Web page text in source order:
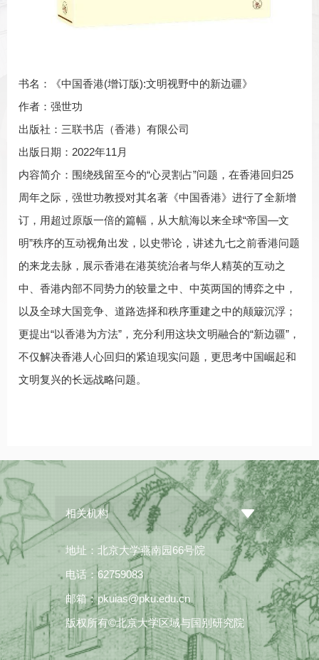
书名：《中国香港(增订版):文明视野中的新边疆》
作者：强世功
出版社：三联书店（香港）有限公司
出版日期：2022年11月
内容简介：围绕残留至今的“心灵割占”问题，在香港回归25
周年之际，强世功教授对其名著《中国香港》进行了全新增
订，用超过原版一倍的篇幅，从大航海以来全球“帝国—文
明”秩序的互动视角出发，以史带论，讲述九七之前香港问题
的来龙去脉，展示香港在港英统治者与华人精英的互动之
中、香港内部不同势力的较量之中、中英两国的博弈之中，
以及全球大国竞争、道路选择和秩序重建之中的颠簸沉浮；
更提出“以香港为方法”，充分利用这块文明融合的“新边疆”，
不仅解决香港人心回归的紧迫现实问题，更思考中国崛起和
文明复兴的长远战略问题。
相关机构
地址：北京大学燕南园66号院
电话：62759083
邮箱：pkuias@pku.edu.cn
版权所有©北京大学区域与国别研究院